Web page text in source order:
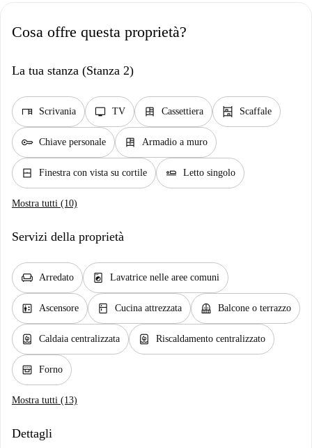
Cosa offre questa proprietà?
La tua stanza (Stanza 2)
desk Scrivania tv TV dresser Cassettiera shelves Scaffale
key Chiave personale dresser Armadio a muro
window_closed Finestra con vista su cortile airline_seat_flat Letto singolo
Mostra tutti (10)
Servizi della proprietà
chair Arredato local_laundry_service Lavatrice nelle aree comuni
elevator Ascensore kitchen Cucina attrezzata balcony Balcone o terrazzo
water_heater Caldaia centralizzata water_heater Riscaldamento centralizzato
oven_gen Forno
Mostra tutti (13)
Dettagli